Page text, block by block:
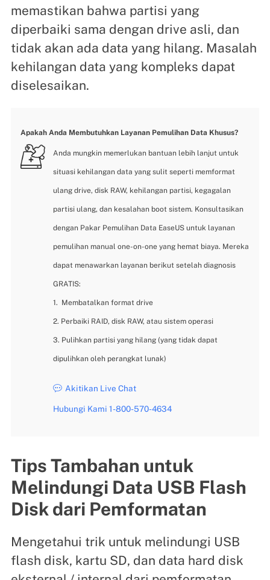
memastikan bahwa partisi yang
diperbaiki sama dengan drive asli, dan
tidak akan ada data yang hilang. Masalah
kehilangan data yang kompleks dapat
diselesaikan.
Apakah Anda Membutuhkan Layanan Pemulihan Data Khusus?
Anda mungkin memerlukan bantuan lebih lanjut untuk
situasi kehilangan data yang sulit seperti memformat
ulang drive, disk RAW, kehilangan partisi, kegagalan
partisi ulang, dan kesalahan boot sistem. Konsultasikan
dengan Pakar Pemulihan Data EaseUS untuk layanan
pemulihan manual one-on-one yang hemat biaya. Mereka
dapat menawarkan layanan berikut setelah diagnosis
GRATIS:
1. Membatalkan format drive
2. Perbaiki RAID, disk RAW, atau sistem operasi
3. Pulihkan partisi yang hilang (yang tidak dapat
dipulihkan oleh perangkat lunak)
 Akitikan Live Chat
Hubungi Kami 1-800-570-4634
Tips Tambahan untuk
Melindungi Data USB Flash
Disk dari Pemformatan
Mengetahui trik untuk melindungi USB
flash disk, kartu SD, dan data hard disk